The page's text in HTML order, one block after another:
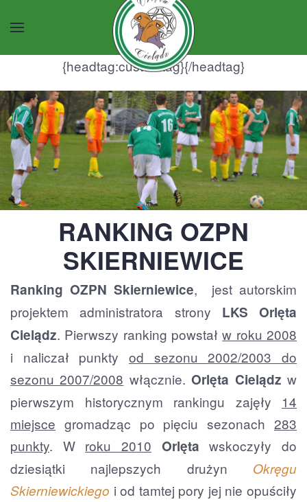
Przejdź do głównej treści
{headtag:customtag}{/headtag}
RANKING OZPN
SKIERNIEWICE
Ranking OZPN Skierniewice, jest autorskim
projektem administratora strony LKS Orlęta
Cielądz. Pierwszy ranking powstałw roku 2008
i naliczał punkty od sezonu 2002/2003 do
sezonu 2007/2008 włącznie.Orlęta Cielądz w
pierwszym historycznym rankingu zajęły 14
miejsce gromadząc po pięciu sezonach 283
punkty. W roku 2010 Orlęta wskoczyły do
dziesiątki najlepszych drużyn Okręgu
Skierniewickiego i od tamtej pory jej nie opuściły